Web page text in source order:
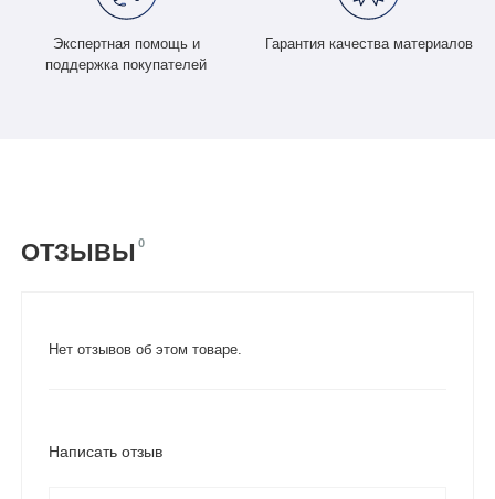
Экспертная помощь и
поддержка покупателей
Гарантия качества материалов
ОТЗЫВЫ 0
Нет отзывов об этом товаре.
Написать отзыв